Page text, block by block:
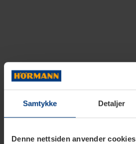
Samtykke Detaljer
Denne nettsiden anvender cookies